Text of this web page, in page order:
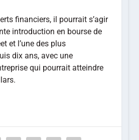
financiers, il pourrait s’agir
introduction en bourse de
et l’une des plus
dix ans, avec une
qui pourrait atteindre